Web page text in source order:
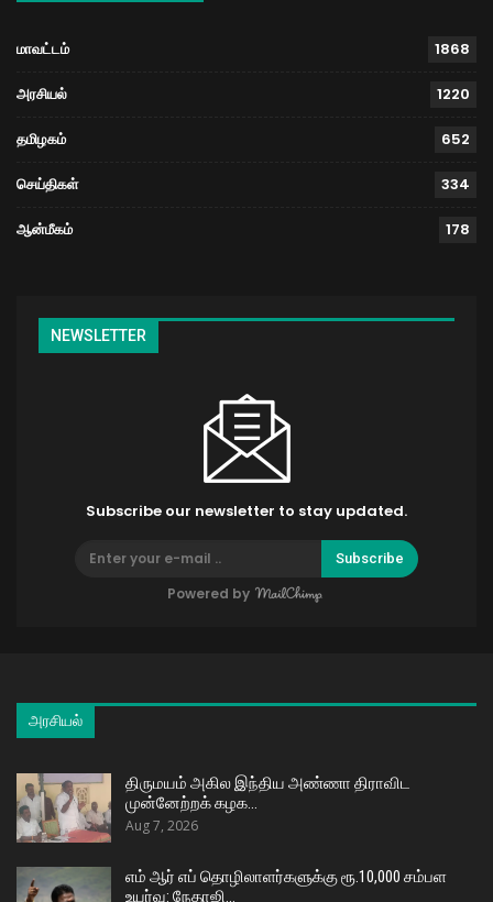
மாவட்டம் 1868
அரசியல் 1220
தமிழகம் 652
செய்திகள் 334
ஆன்மீகம் 178
NEWSLETTER
Subscribe our newsletter to stay updated.
Subscribe
Powered by
அரசியல்
திருமயம் அகில இந்திய அண்ணா திராவிட
முன்னேற்றக் கழக…
Aug 7, 2026
எம் ஆர் எப் தொழிலாளர்களுக்கு ரூ.10,000 சம்பள
உயர்வு: நேதாஜி…